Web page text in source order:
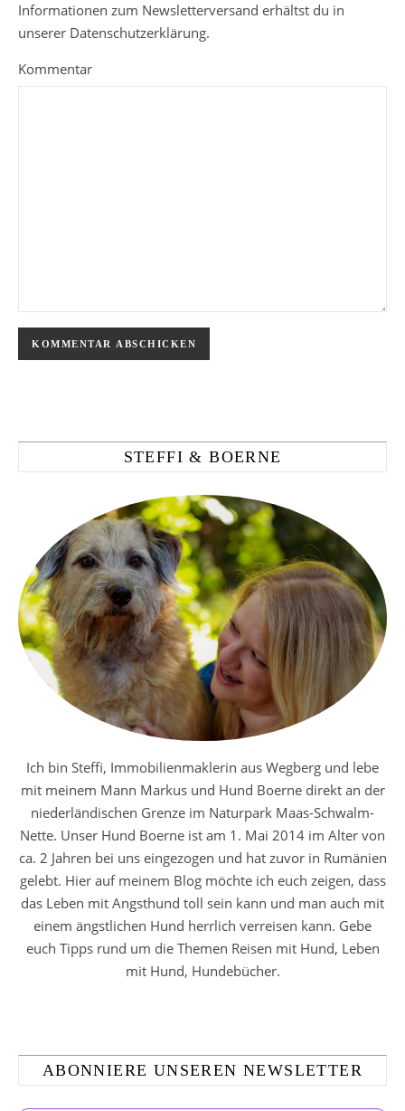
Informationen zum Newsletterversand erhältst du in
unserer Datenschutzerklärung.
Kommentar
STEFFI & BOERNE
Ich bin Steffi, Immobilienmaklerin aus Wegberg und lebe
mit meinem Mann Markus und Hund Boerne direkt an der
niederländischen Grenze im Naturpark Maas-Schwalm-
Nette. Unser Hund Boerne ist am 1. Mai 2014 im Alter von
ca. 2 Jahren bei uns eingezogen und hat zuvor in Rumänien
gelebt. Hier auf meinem Blog möchte ich euch zeigen, dass
das Leben mit Angsthund toll sein kann und man auch mit
einem ängstlichen Hund herrlich verreisen kann. Gebe
euch Tipps rund um die Themen Reisen mit Hund, Leben
mit Hund, Hundebücher.
ABONNIERE UNSEREN NEWSLETTER